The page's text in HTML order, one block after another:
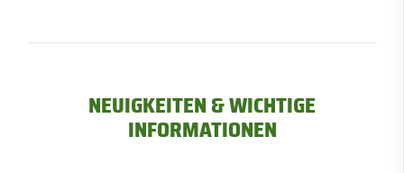
NEUIGKEITEN & WICHTIGE
INFORMATIONEN